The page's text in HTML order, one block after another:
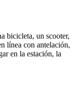
bicicleta, un scooter,
línea con antelación,
en la estación, la